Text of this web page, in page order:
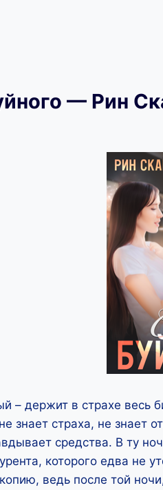
— Рин
– держит в страхе весь
знает страха, не знает
средства. В ту
которого едва не
ведь после той